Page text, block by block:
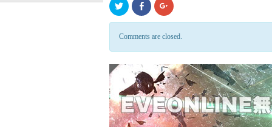
ク
リ
し
て
共
(新
し
い
ウ
ィ
ン
ド
Click
to
Facebook
(新
ン
ド
ウ
で
開
き
ま
ク
リ
し
て
共
有
(新
し
い
ウ
ィ
ン
ド
Comments are closed.